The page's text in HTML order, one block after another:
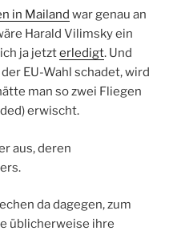
in Mailand war genau an
Harald Vilimsky ein
ja jetzterledigt. Und
EU-Wahl schadet, wird
man so zwei Fliegen
erwischt.
aus, deren
da dagegen, zum
üblicherweise ihre